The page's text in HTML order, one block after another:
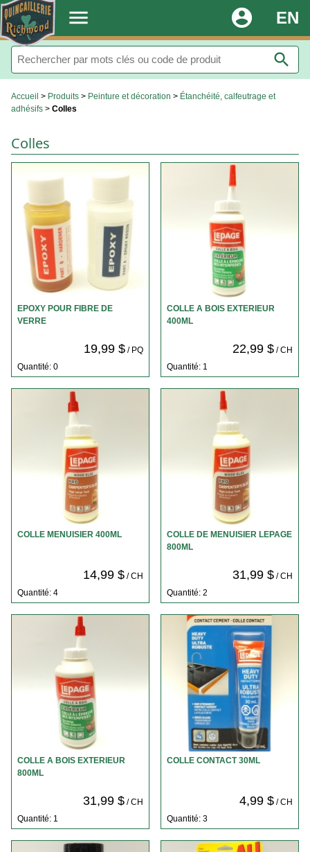
. menu EN
account_circle
search
Accueil > Produits > Peinture et décoration > Étanchéité, calfeutrage et
adhésifs > Colles
Colles
EPOXY POUR FIBRE DE
VERRE
19,99 $/ PQ
Quantité: 0
COLLE A BOIS EXTERIEUR
400ML
22,99 $/ CH
Quantité: 1
COLLE MENUISIER 400ML
14,99 $/ CH
Quantité: 4
COLLE DE MENUISIER LEPAGE
800ML
31,99 $/ CH
Quantité: 2
COLLE A BOIS EXTERIEUR
800ML
31,99 $/ CH
Quantité: 1
COLLE CONTACT 30ML
4,99 $/ CH
Quantité: 3